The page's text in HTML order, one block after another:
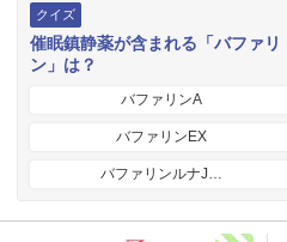
クイズ
催眠鎮静薬が含まれる「バファリ
ン」は？
バファリンA
バファリンEX
バファリンルナJ…